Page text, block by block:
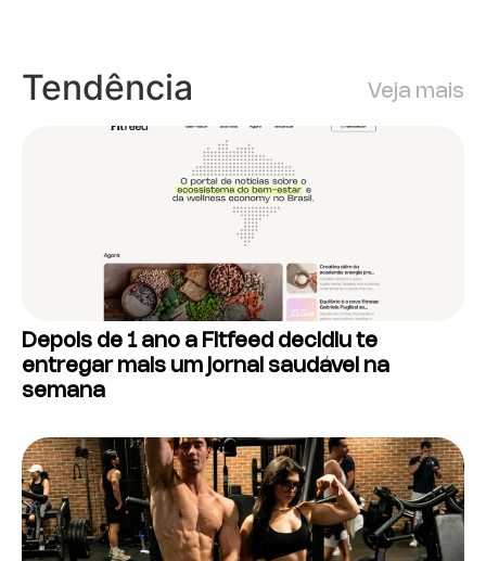
Tendência Veja mais
Depois de 1 ano a Fitfeed decidiu te
entregar mais um jornal saudável na
semana